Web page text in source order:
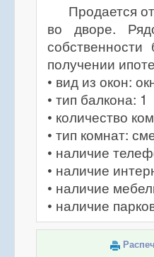
Продается
во дворе.
получении
• вид из окон:
• тип балкона: 1
• количество
• тип комнат:
• наличие
• наличие
• наличие
• наличие